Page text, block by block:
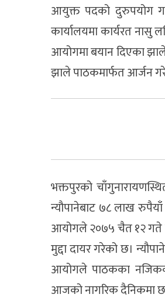
आयुक्त पदको दुरुपयोग
कार्यालयमा कार्यरत नासु
आयोगमा बयान दिएका
झाले पाठकमार्फत आर्जन
भक्तपुरको
न्यौपानेबाट ७८ लाख
आयोगले २०७५ चैत १२ गते
मुद्दा दायर गरेको छ।
आयोगले पाठकका
आजको नागरिक दैनिकमा